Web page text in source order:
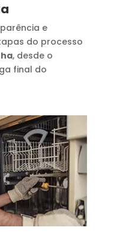
e
do processo
, desde o
final do